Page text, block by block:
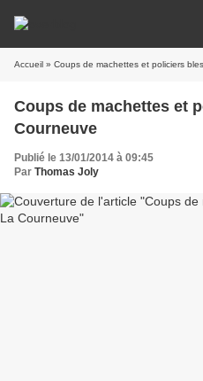
Accueil » Coups de machettes et policiers
Coups de machettes et
Courneuve
Publié le 13/01/2014 à 09:45
Par Thomas Joly